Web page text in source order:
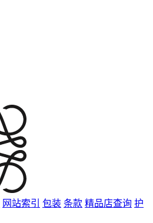
网站索引 包装 条款 精品店查询 护